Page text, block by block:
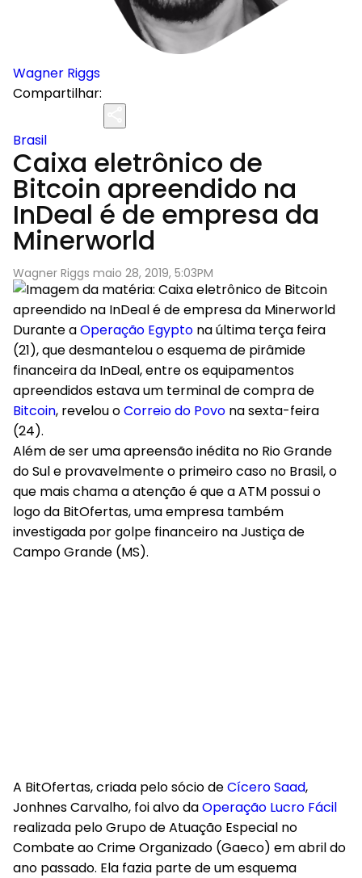
Wagner Riggs
Compartilhar:
Brasil
Caixa eletrônico de
Bitcoin apreendido na
InDeal é de empresa da
Minerworld
Wagner Riggs maio 28, 2019, 5:03PM
Durante aOperação Egypto na última terça feira
(21), que desmantelou o esquema de pirâmide
financeira da InDeal, entre os equipamentos
apreendidos estava um terminal de compra de
Bitcoin, revelou oCorreio do Povo na sexta-feira
(24).
Além de ser uma apreensão inédita no Rio Grande
do Sul e provavelmente o primeiro caso no Brasil, o
que mais chama a atenção é que a ATM possui o
logo da BitOfertas, uma empresa também
investigada por golpe financeiro na Justiça de
Campo Grande (MS).
A BitOfertas, criada pelo sócio deCícero Saad,
Jonhnes Carvalho, foi alvo daOperação Lucro Fácil
realizada pelo Grupo de Atuação Especial no
Combate ao Crime Organizado (Gaeco) em abril do
ano passado. Ela fazia parte de um esquema